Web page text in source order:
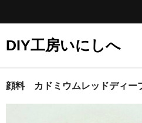
DIY工房いにしへ
お勧め商品
顔料 カドミウムレッドディー